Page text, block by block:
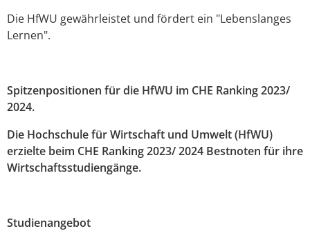
Die HfWU gewährleistet und fördert ein "Lebenslanges
Lernen".
Spitzenpositionen für die HfWU im CHE Ranking 2023/
2024.
Die Hochschule für Wirtschaft und Umwelt (HfWU)
erzielte beim CHE Ranking 2023/ 2024 Bestnoten für ihre
Wirtschaftsstudiengänge.
Studienangebot